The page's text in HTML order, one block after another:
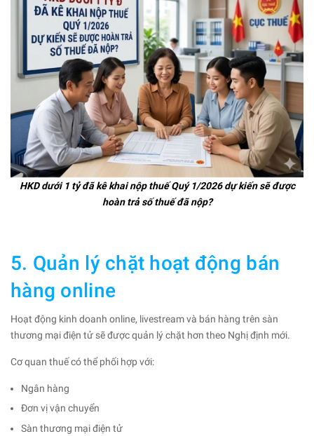
HKD dưới 1 tỷ đã kê khai nộp thuế Quý 1/2026 dự kiến sẽ được
hoàn trả số thuế đã nộp?
5. Quản lý chặt hoạt động bán
hàng online
Hoạt động kinh doanh online, livestream và bán hàng trên sàn
thương mại điện tử sẽ được quản lý chặt hơn theo Nghị định mới.
Cơ quan thuế có thể phối hợp với:
Ngân hàng
Đơn vị vận chuyển
Sàn thương mại điện tử